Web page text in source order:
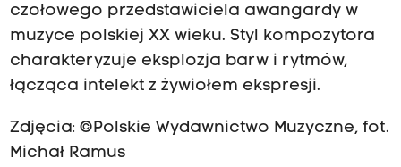
czołowego przedstawiciela awangardy w
muzyce polskiej XX wieku. Styl kompozytora
charakteryzuje eksplozja barw i rytmów,
łącząca intelekt z żywiołem ekspresji.
Zdjęcia: ©Polskie Wydawnictwo Muzyczne, fot.
Michał Ramus